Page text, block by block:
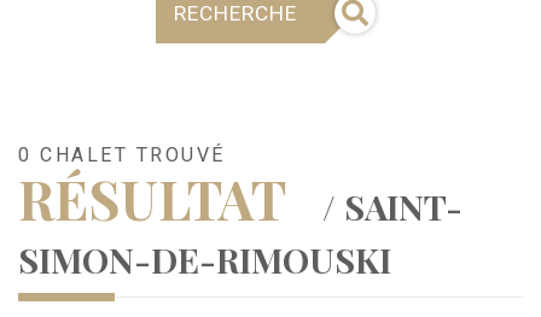
RECHERCHE
0 CHALET TROUVÉ
RÉSULTAT
/ SAINT-
SIMON-DE-RIMOUSKI